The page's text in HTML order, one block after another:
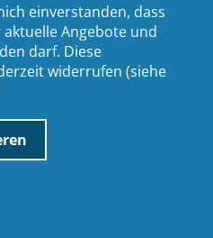
einverstanden, dass
Angebote und
darf. Diese
widerrufen (siehe